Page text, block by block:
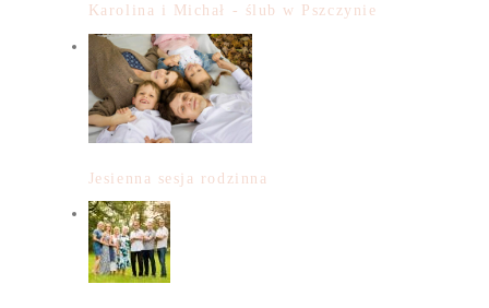
Karolina i Michał - ślub w Pszczynie
Jesienna sesja rodzinna